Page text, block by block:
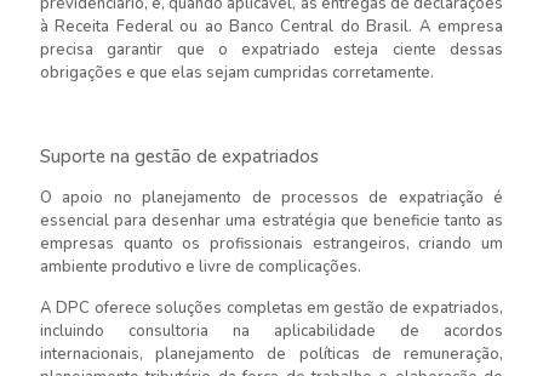
à Receita Federal ou ao Banco Central do Brasil. A empresa
precisa garantir que o expatriado esteja ciente dessas
obrigações e que elas sejam cumpridas corretamente.
Suporte na gestão de expatriados
O apoio no planejamento de processos de expatriação é
essencial para desenhar uma estratégia que beneficie tanto as
empresas quanto os profissionais estrangeiros, criando um
ambiente produtivo e livre de complicações.
A DPC oferece soluções completas em gestão de expatriados,
incluindo consultoria na aplicabilidade de acordos
internacionais, planejamento de políticas de remuneração,